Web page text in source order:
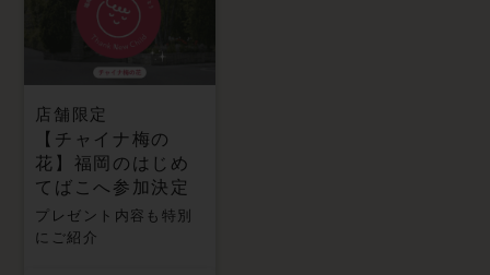
店舗限定
【チャイナ梅の
花】福岡のはじめ
てばこへ参加決定
プレゼント内容も特別
にご紹介